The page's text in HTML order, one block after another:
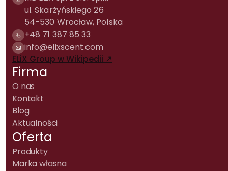
ul. Skarżyńskiego 26
54-530 Wrocław, Polska
+48 71 387 85 33
info@elixscent.com
ELiX Group w Wikipedii ↗
Firma
O nas
Kontakt
Blog
Aktualności
Oferta
Produkty
Marka własna